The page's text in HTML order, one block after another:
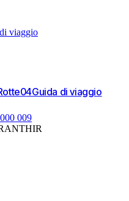
viaggio
04Guida di viaggio
009